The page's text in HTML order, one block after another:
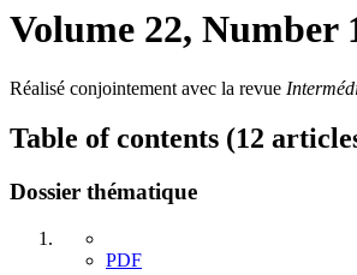
Volume 22, Number
Réalisé conjointement avec la revue
Table of contents (12
Dossier thématique
PDF